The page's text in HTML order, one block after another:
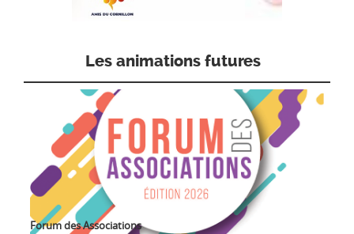
Les animations futures
Forum des Associations